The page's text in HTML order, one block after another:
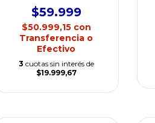
$59.999
$50.999,15 con
Transferencia o
Efectivo
3 cuotas sin interés de
$19.999,67